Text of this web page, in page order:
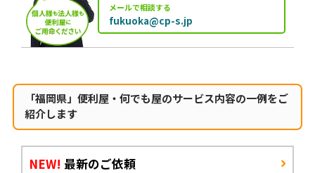
メールで相談する
fukuoka@cp-s.jp
「福岡県」便利屋・何でも屋のサービス内容の一例をご
紹介します
NEW! 最新のご依頼